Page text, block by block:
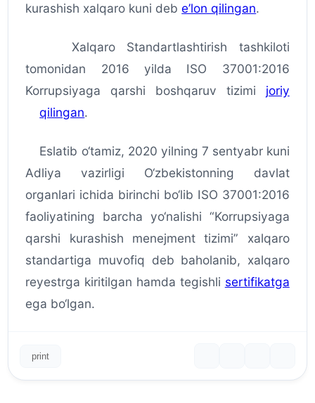
kurashish xalqaro kuni deb e’lon qilingan.
Xalqaro Standartlashtirish tashkiloti
tomonidan 2016 yilda ISO 37001:2016
Korrupsiyaga qarshi boshqaruv tizimi joriy
qilingan.
Eslatib o‘tamiz, 2020 yilning 7 sentyabr kuni
Adliya vazirligi O‘zbekistonning davlat
organlari ichida birinchi bo‘lib ISO 37001:2016
faoliyatining barcha yo‘nalishi “Korrupsiyaga
qarshi kurashish menejment tizimi” xalqaro
standartiga muvofiq deb baholanib, xalqaro
reyestrga kiritilgan hamda tegishli sertifikatga
ega bo‘lgan.
print